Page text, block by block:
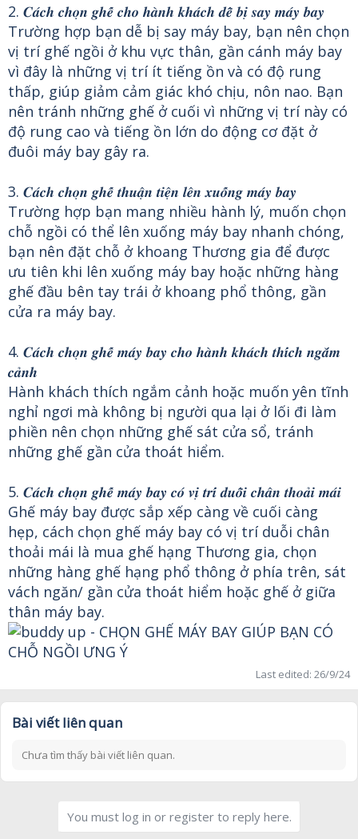
2. 𝑪𝒂́𝒄𝒉 𝒄𝒉𝒐̣𝒏 𝒈𝒉𝒆̂́ 𝒄𝒉𝒐 𝒉𝒂̀𝒏𝒉 𝒌𝒉𝒂́𝒄𝒉 𝒅𝒆̂̃ 𝒃𝒊̣ 𝒔𝒂𝒚 𝒎𝒂́𝒚 𝒃𝒂𝒚
Trường hợp bạn dễ bị say máy bay, bạn nên chọn
vị trí ghế ngồi ở khu vực thân, gần cánh máy bay
vì đây là những vị trí ít tiếng ồn và có độ rung
thấp, giúp giảm cảm giác khó chịu, nôn nao. Bạn
nên tránh những ghế ở cuối vì những vị trí này có
độ rung cao và tiếng ồn lớn do động cơ đặt ở
đuôi máy bay gây ra.
3. 𝑪𝒂́𝒄𝒉 𝒄𝒉𝒐̣𝒏 𝒈𝒉𝒆̂́ 𝒕𝒉𝒖𝒂̣̂𝒏 𝒕𝒊𝒆̣̂𝒏 𝒍𝒆̂𝒏 𝒙𝒖𝒐̂́𝒏𝒈 𝒎𝒂́𝒚 𝒃𝒂𝒚
Trường hợp bạn mang nhiều hành lý, muốn chọn
chỗ ngồi có thể lên xuống máy bay nhanh chóng,
bạn nên đặt chỗ ở khoang Thương gia để được
ưu tiên khi lên xuống máy bay hoặc những hàng
ghế đầu bên tay trái ở khoang phổ thông, gần
cửa ra máy bay.
4. 𝑪𝒂́𝒄𝒉 𝒄𝒉𝒐̣𝒏 𝒈𝒉𝒆̂́ 𝒎𝒂́𝒚 𝒃𝒂𝒚 𝒄𝒉𝒐 𝒉𝒂̀𝒏𝒉 𝒌𝒉𝒂́𝒄𝒉 𝒕𝒉𝒊́𝒄𝒉 𝒏𝒈𝒂̆́𝒎
𝒄𝒂̉𝒏𝒉
Hành khách thích ngắm cảnh hoặc muốn yên tĩnh
nghỉ ngơi mà không bị người qua lại ở lối đi làm
phiền nên chọn những ghế sát cửa sổ, tránh
những ghế gần cửa thoát hiểm.
5. 𝑪𝒂́𝒄𝒉 𝒄𝒉𝒐̣𝒏 𝒈𝒉𝒆̂́ 𝒎𝒂́𝒚 𝒃𝒂𝒚 𝒄𝒐́ 𝒗𝒊̣ 𝒕𝒓𝒊́ 𝒅𝒖𝒐̂̃𝒊 𝒄𝒉𝒂̂𝒏 𝒕𝒉𝒐𝒂̉𝒊 𝒎𝒂́𝒊
Ghế máy bay được sắp xếp càng về cuối càng
hẹp, cách chọn ghế máy bay có vị trí duỗi chân
thoải mái là mua ghế hạng Thương gia, chọn
những hàng ghế hạng phổ thông ở phía trên, sát
vách ngăn/ gần cửa thoát hiểm hoặc ghế ở giữa
thân máy bay.
Last edited: 26/9/24
Bài viết liên quan
Chưa tìm thấy bài viết liên quan.
You must log in or register to reply here.